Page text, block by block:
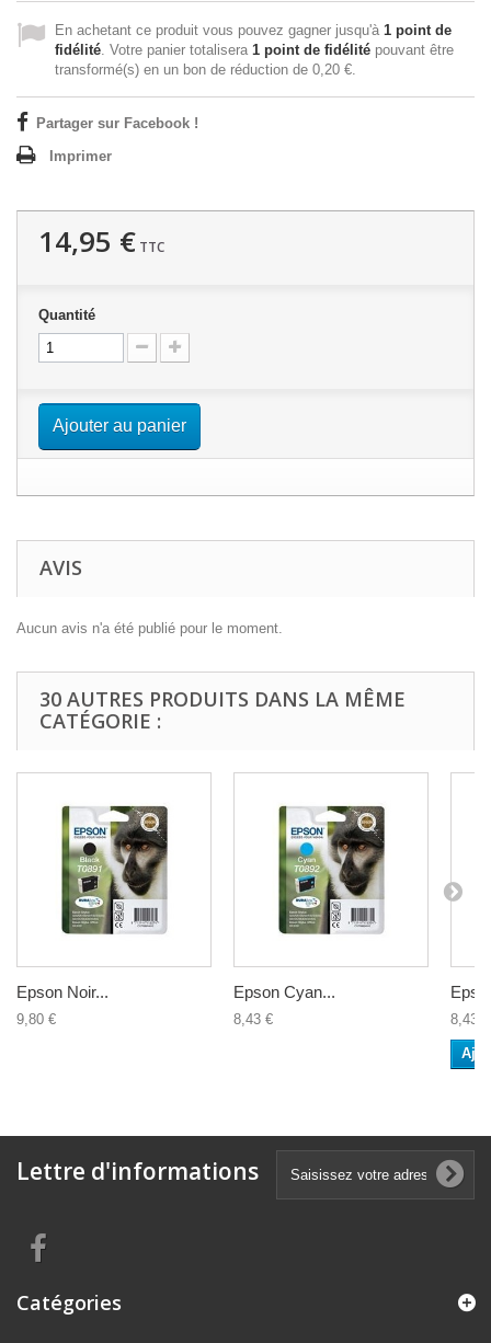
En achetant ce produit vous pouvez gagner jusqu'à 1 point de
fidélité. Votre panier totalisera 1 point de fidélité pouvant être
transformé(s) en un bon de réduction de 0,20 €.
Partager sur Facebook !
Imprimer
14,95 € TTC
Quantité
Ajouter au panier
AVIS
Aucun avis n'a été publié pour le moment.
30 AUTRES PRODUITS DANS LA MÊME
CATÉGORIE :
Epson Noir...
9,80 €
Epson Cyan...
8,43 € 8,43 €
Lettre d'informations
Catégories